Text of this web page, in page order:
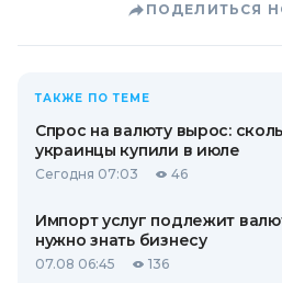
ПОДЕЛИТЬСЯ
ТАКЖЕ ПО ТЕМЕ
Спрос на валюту вырос:
украинцы купили в июле
Сегодня 07:03 46
Импорт услуг подлежит
нужно знать бизнесу
07.08 06:45 136